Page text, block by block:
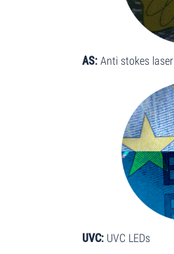
AS: Anti stokes laser
UVC: UVC LEDs